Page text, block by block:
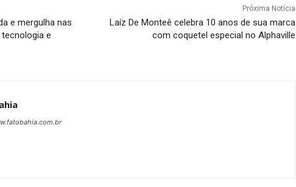
e mergulha nas
e
Próxima Notícia
Laíz De Monteê celebra 10 anos de sua marca
com coquetel especial no Alphaville